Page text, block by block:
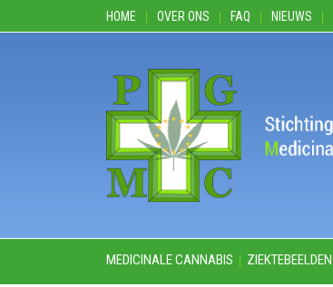
HOME OVER ONS FAQ NIEUWS
MEDICINALE CANNABIS ZIEKTEBEELDEN